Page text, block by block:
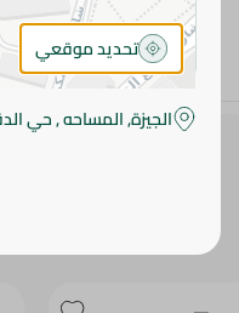
تحديد موقعي
الجيزة, المساحه , حي